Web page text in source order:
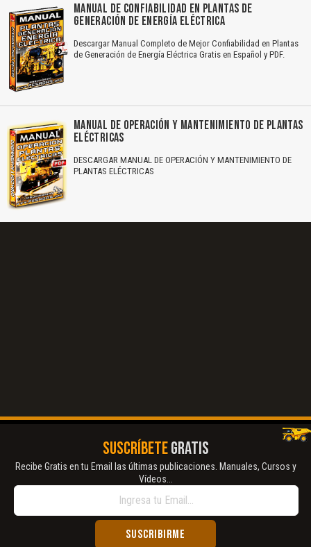
MANUAL DE CONFIABILIDAD EN PLANTAS DE
GENERACIÓN DE ENERGÍA ELÉCTRICA
Descargar Manual Completo de Mejor Confiabilidad en Plantas
de Generación de Energía Eléctrica Gratis en Español y PDF.
MANUAL DE OPERACIÓN Y MANTENIMIENTO DE PLANTAS
ELÉCTRICAS
DESCARGAR MANUAL DE OPERACIÓN Y MANTENIMIENTO DE
PLANTAS ELÉCTRICAS
SUSCRÍBETEGRATIS
Recibe Gratis en tu Email las últimas publicaciones. Manuales, Cursos y
Vídeos...
No carga o no se visualiza el contenido.
Reportar otro tipo de error...